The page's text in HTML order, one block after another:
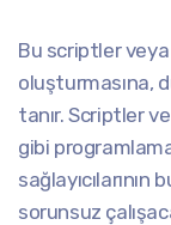
Bu scriptler veya
oluşturmasına,
tanır. Scriptler
gibi
sorunsuz